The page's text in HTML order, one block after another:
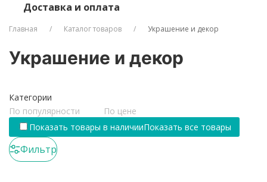
Доставка и оплата
Главная Каталог товаров Украшение и декор
Украшение и декор
Категории
По популярности
По цене
Показать товары в наличииПоказать все товары
Фильтр